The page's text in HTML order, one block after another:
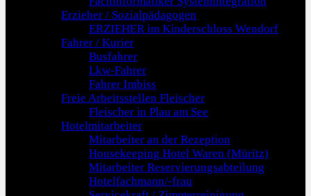
Erzieher / Sozialpädagogen
ERZIEHER im Kinderschloss Wendorf
Fahrer / Kurier
Busfahrer
Lkw-Fahrer
Fahrer Imbiss
Freie Arbeitsstellen Fleischer
Fleischer in Plau am See
Hotelmitarbeiter
Mitarbeiter an der Rezeption
Housekeeping Hotel Waren (Müritz)
Mitarbeiter Reservierungsabteilung
Hotelfachmann/-frau